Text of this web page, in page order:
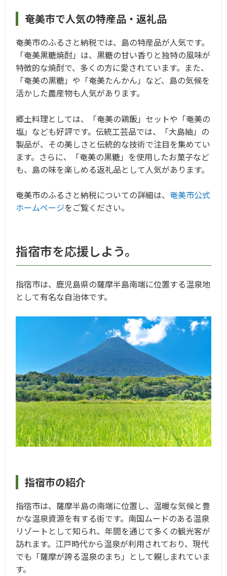
奄美市で人気の特産品・返礼品
奄美市のふるさと納税では、島の特産品が人気です。
「奄美黒糖焼酎」は、黒糖の甘い香りと独特の風味が
特徴的な焼酎で、多くの方に愛されています。また、
「奄美の黒糖」や「奄美たんかん」など、島の気候を
活かした農産物も人気があります。
郷土料理としては、「奄美の鶏飯」セットや「奄美の
塩」なども好評です。伝統工芸品では、「大島紬」の
製品が、その美しさと伝統的な技術で注目を集めてい
ます。さらに、「奄美の黒糖」を使用したお菓子など
も、島の味を楽しめる返礼品として人気があります。
奄美市のふるさと納税についての詳細は、 奄美市公式
ホームページをご覧ください。
指宿市を応援しよう。
指宿市は、鹿児島県の薩摩半島南端に位置する温泉地
として有名な自治体です。
指宿市の紹介
指宿市は、薩摩半島の南端に位置し、温暖な気候と豊
かな温泉資源を有する街です。南国ムードのある温泉
リゾートとして知られ、年間を通じて多くの観光客が
訪れます。江戸時代から温泉が利用されており、現代
でも「薩摩が誇る温泉のまち」として親しまれていま
す。